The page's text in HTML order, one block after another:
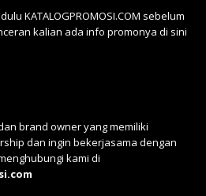
KATALOGPROMOSI.COM sebelum
kalian ada info promonya di sini
brand owner yang memiliki
dan ingin bekerjasama dengan
kami di